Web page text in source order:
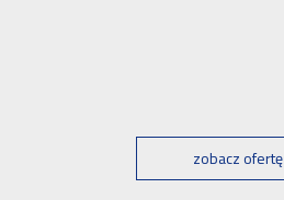
zobacz ofertę